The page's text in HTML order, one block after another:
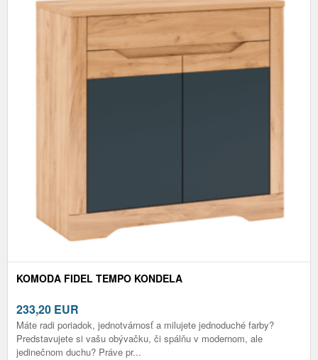
KOMODA FIDEL TEMPO KONDELA
233,20 EUR
Máte radi poriadok, jednotvárnosť a milujete jednoduché farby?
Predstavujete si vašu obývačku, či spálňu v modernom, ale
jedinečnom duchu? Práve pr...